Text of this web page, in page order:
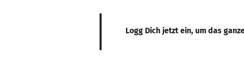
Logg Dich jetzt ein, um das